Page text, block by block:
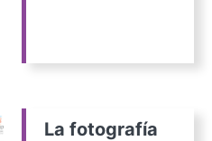
La fotografía